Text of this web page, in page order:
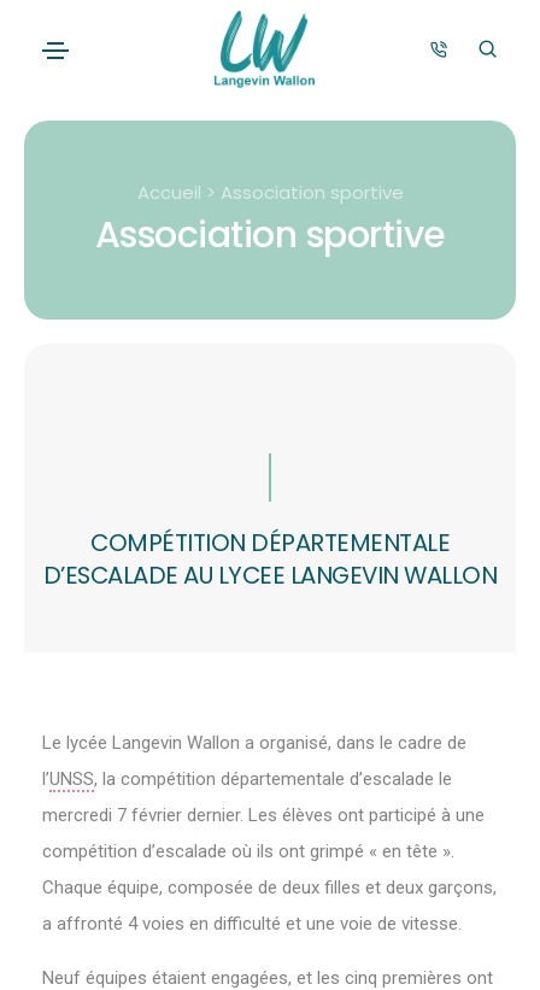
Accueil > Association sportive
Association sportive
COMPÉTITION DÉPARTEMENTALE
D’ESCALADE AU LYCEE LANGEVIN WALLON
Le lycée Langevin Wallon a organisé, dans le cadre de
l’UNSS, la compétition départementale d’escalade le
mercredi 7 février dernier. Les élèves ont participé à une
compétition d’escalade où ils ont grimpé « en tête ».
Chaque équipe, composée de deux filles et deux garçons,
a affronté 4 voies en difficulté et une voie de vitesse.
Neuf équipes étaient engagées, et les cinq premières ont